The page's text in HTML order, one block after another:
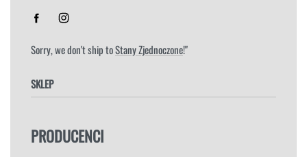
Sorry, we don't ship toStany Zjednoczone!"
SKLEP
HOKERY
PRODUCENCI